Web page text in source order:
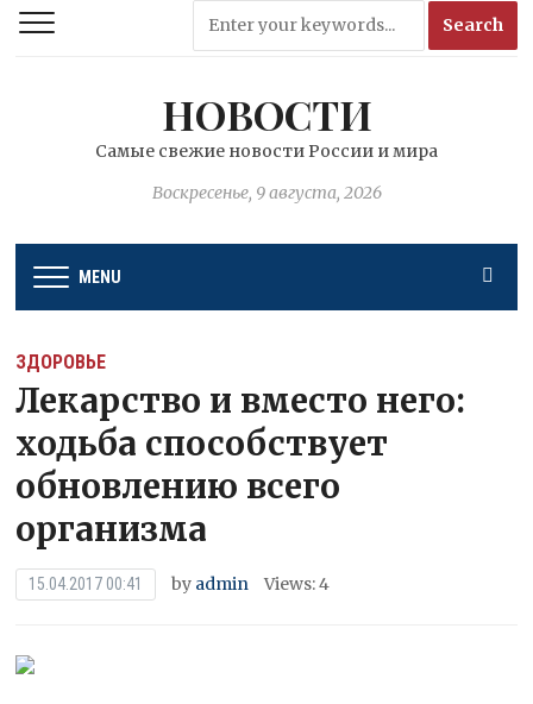
НОВОСТИ
Самые свежие новости России и мира
Воскресенье, 9 августа, 2026
MENU
ЗДОРОВЬЕ
Лекарство и вместо него:
ходьба способствует
обновлению всего
организма
15.04.2017 00:41 by admin Views: 4